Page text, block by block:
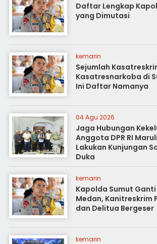
Daftar Lengkap
yang Dimutasi
kemarin
Sejumlah
Kasatresnarkoba di
Ini Daftar Namanya
04 Agu 2026
Jaga Hubungan
Anggota DPR RI
Lakukan Kunjungan
Duka
kemarin
Kapolda Sumut
Medan, Kanitreskrim
dan Delitua Bergeser
kemarin